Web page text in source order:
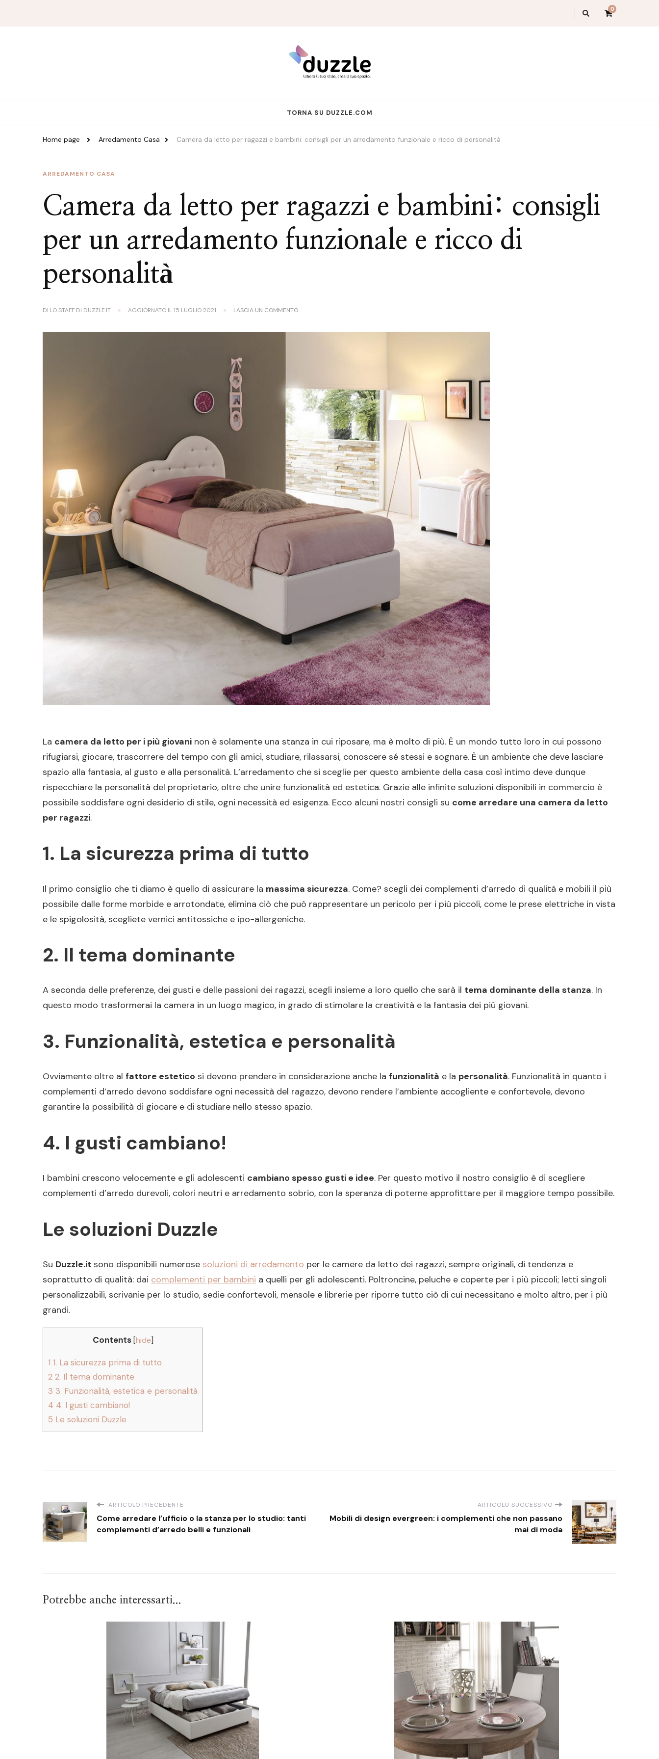
0
TORNA SU DUZZLE.COM
Home page Arredamento Casa Camera da letto per ragazzi e bambini: consigli per un arredamento funzionale e ricco di personalità
ARREDAMENTO CASA
Camera da letto per ragazzi e bambini: consigli
per un arredamento funzionale e ricco di
personalità
DI LO STAFF DI DUZZLE.IT AGGIORNATO IL 15 LUGLIO 2021 LASCIA UN COMMENTOSU
UN
ARREDAMENTO
FUNZIONALE
PERSONALITÀ
La camera da letto per i più giovani non è solamente una stanza in cui riposare, ma è molto di più. È un mondo tutto loro in cui possono
rifugiarsi, giocare, trascorrere del tempo con gli amici, studiare, rilassarsi, conoscere sé stessi e sognare. È un ambiente che deve lasciare
spazio alla fantasia, al gusto e alla personalità. L’arredamento che si sceglie per questo ambiente della casa così intimo deve dunque
rispecchiare la personalità del proprietario, oltre che unire funzionalità ed estetica. Grazie alle infinite soluzioni disponibili in commercio è
possibile soddisfare ogni desiderio di stile, ogni necessità ed esigenza. Ecco alcuni nostri consigli su come arredare una camera da letto
per ragazzi.
1. La sicurezza prima di tutto
Il primo consiglio che ti diamo è quello di assicurare la massima sicurezza. Come? scegli dei complementi d’arredo di qualità e mobili il più
possibile dalle forme morbide e arrotondate, elimina ciò che può rappresentare un pericolo per i più piccoli, come le prese elettriche in vista
e le spigolosità, scegliete vernici antitossiche e ipo-allergeniche.
2. Il tema dominante
A seconda delle preferenze, dei gusti e delle passioni dei ragazzi, scegli insieme a loro quello che sarà il tema dominante della stanza. In
questo modo trasformerai la camera in un luogo magico, in grado di stimolare la creatività e la fantasia dei più giovani.
3. Funzionalità, estetica e personalità
Ovviamente oltre al fattore estetico si devono prendere in considerazione anche la funzionalità e la personalità. Funzionalità in quanto i
complementi d’arredo devono soddisfare ogni necessità del ragazzo, devono rendere l’ambiente accogliente e confortevole, devono
garantire la possibilità di giocare e di studiare nello stesso spazio.
4. I gusti cambiano!
I bambini crescono velocemente e gli adolescenti cambiano spesso gusti e idee. Per questo motivo il nostro consiglio è di scegliere
complementi d’arredo durevoli, colori neutri e arredamento sobrio, con la speranza di poterne approfittare per il maggiore tempo possibile.
Le soluzioni Duzzle
Su Duzzle.it sono disponibili numerose soluzioni di arredamento per le camere da letto dei ragazzi, sempre originali, di tendenza e
soprattutto di qualità: dai complementi per bambini a quelli per gli adolescenti. Poltroncine, peluche e coperte per i più piccoli; letti singoli
personalizzabili, scrivanie per lo studio, sedie confortevoli, mensole e librerie per riporre tutto ciò di cui necessitano e molto altro, per i più
grandi.
Contents [hide]
1 1. La sicurezza prima di tutto
2 2. Il tema dominante
3 3. Funzionalità, estetica e personalità
4 4. I gusti cambiano!
5 Le soluzioni Duzzle
ARTICOLO PRECEDENTE
Come arredare l’ufficio o la stanza per lo studio: tanti
complementi d’arredo belli e funzionali
ARTICOLO SUCCESSIVO
Mobili di design evergreen: i complementi che non passano
mai di moda
Potrebbe anche interessarti...